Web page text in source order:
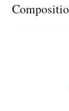
Echarpe
deux côtés,
Conseils